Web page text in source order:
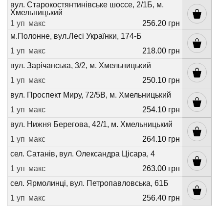
вул. Старокостянтинівське шоссе, 2/1Б, м.
Хмельницький
1 уп макс
256.20 грн
м.Полонне, вул.Лесі Українки, 174-Б
1 уп макс
218.00 грн
вул. Зарічанська, 3/2, м. Хмельницький
1 уп макс
250.10 грн
вул. Проспект Миру, 72/5В, м. Хмельницький
1 уп макс
254.10 грн
вул. Нижня Берегова, 42/1, м. Хмельницький
1 уп макс
264.10 грн
сел. Сатанів, вул. Олександра Цісара, 4
1 уп макс
263.00 грн
сел. Ярмолинці, вул. Петропавловська, 61Б
1 уп макс 256.40 грн